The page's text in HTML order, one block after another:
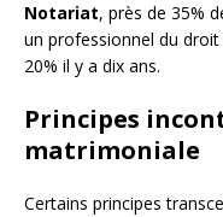
Notariat, près de 35%
un professionnel du
20% il y a dix ans.
Principes
matrimoniale
Certains principes